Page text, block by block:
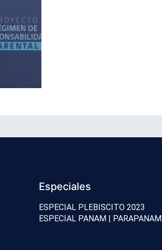
Especiales
ESPECIAL PLEBISCITO 2023
ESPECIAL PANAM | PARAPANAM